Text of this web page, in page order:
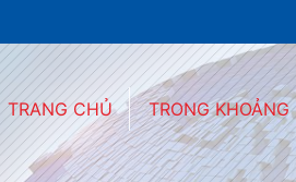
TRANG CHỦ TRONG KHOẢNG